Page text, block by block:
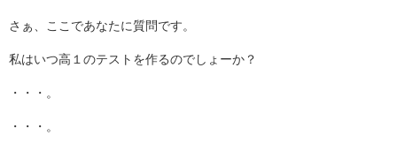
さぁ、ここであなたに質問です。
私はいつ高１のテストを作るのでしょーか？
・・・。
・・・。